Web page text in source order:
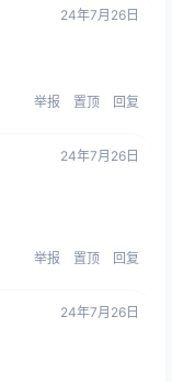
24年7月26日
举报 置顶 回复
24年7月26日
举报 置顶 回复
24年7月26日